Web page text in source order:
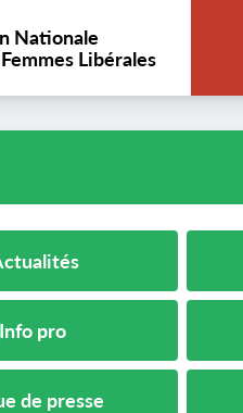
Nationale
Libérales
Info pro
de presse